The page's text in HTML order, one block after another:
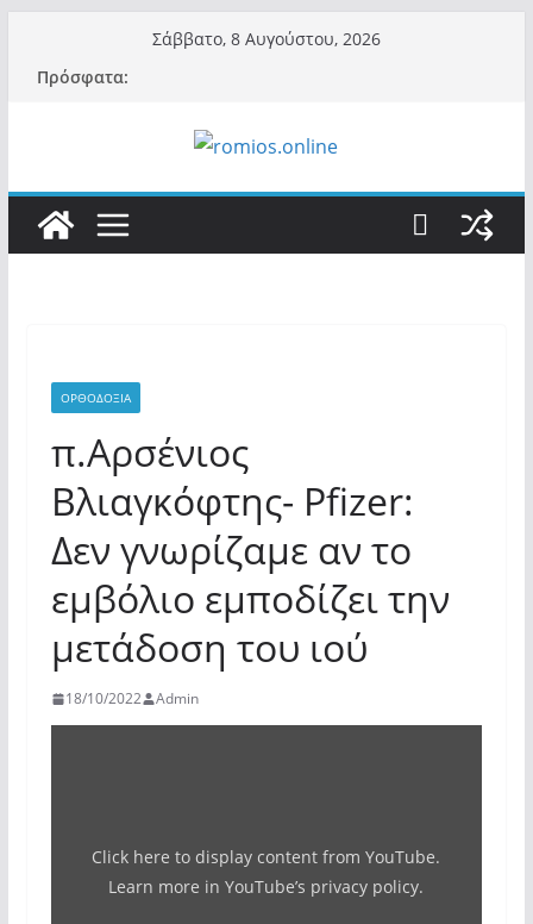
περιεχόμενο
Σάββατο, 8 Αυγούστου, 2026
Πρόσφατα:
ΟΡΘΟΔΟΞΙΑ
π.Αρσένιος
Βλιαγκόφτης- Pfizer:
Δεν γνωρίζαμε αν το
εμβόλιο εμποδίζει την
μετάδοση του ιού
18/10/2022 Admin
Δεν
Click here to display content from YouTube.
Learn more inYouTube’s privacy policy.